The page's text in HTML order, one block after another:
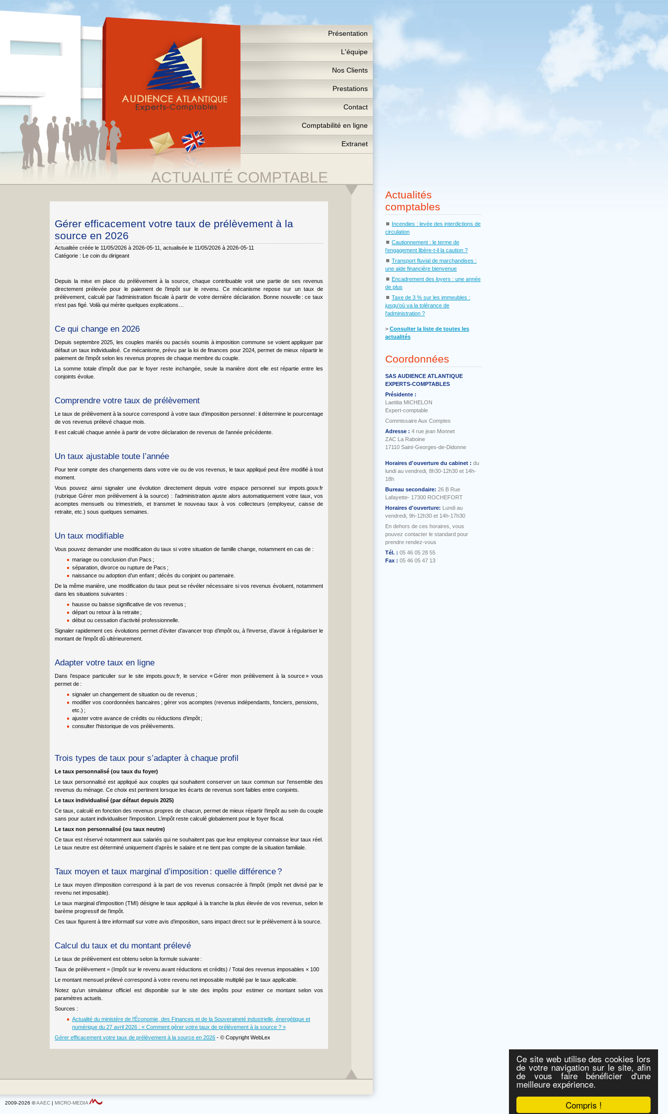
Compris !
Ce site web utilise des cookies lors
de votre navigation sur le site, afin
de vous faire bénéficier d'une
meilleure expérience.
Présentation
L'équipe
Nos Clients
Prestations
Contact
Comptabilité en ligne
Extranet
ACTUALITÉ COMPTABLE
Gérer efficacement votre taux de prélèvement à la
source en 2026
Actualitée créée le 11/05/2026 à 2026-05-11
, actualisée le 11/05/2026 à 2026-05-11
Catégorie : Le coin du dirigeant
Depuis la mise en place du prélèvement à la source, chaque contribuable voit une partie de ses revenus
directement prélevée pour le paiement de l’impôt sur le revenu. Ce mécanisme repose sur un taux de
prélèvement, calculé par l’administration fiscale à partir de votre dernière déclaration. Bonne nouvelle : ce taux
n’est pas figé. Voilà qui mérite quelques explications…
Ce qui change en 2026
Depuis septembre 2025, les couples mariés ou pacsés soumis à imposition commune se voient appliquer par
défaut un taux individualisé. Ce mécanisme, prévu par la loi de finances pour 2024, permet de mieux répartir le
paiement de l’impôt selon les revenus propres de chaque membre du couple.
La somme totale d’impôt due par le foyer reste inchangée, seule la manière dont elle est répartie entre les
conjoints évolue.
Comprendre votre taux de prélèvement
Le taux de prélèvement à la source correspond à votre taux d’imposition personnel : il détermine le pourcentage
de vos revenus prélevé chaque mois.
Il est calculé chaque année à partir de votre déclaration de revenus de l’année précédente.
Un taux ajustable toute l’année
Pour tenir compte des changements dans votre vie ou de vos revenus, le taux appliqué peut être modifié à tout
moment.
Vous pouvez ainsi signaler une évolution directement depuis votre espace personnel sur impots.gouv.fr
(rubrique Gérer mon prélèvement à la source) : l’administration ajuste alors automatiquement votre taux, vos
acomptes mensuels ou trimestriels, et transmet le nouveau taux à vos collecteurs (employeur, caisse de
retraite, etc.) sous quelques semaines.
Un taux modifiable
Vous pouvez demander une modification du taux si votre situation de famille change, notamment en cas de :
mariage ou conclusion d’un Pacs ;
séparation, divorce ou rupture de Pacs ;
naissance ou adoption d’un enfant ; décès du conjoint ou partenaire.
De la même manière, une modification du taux peut se révéler nécessaire si vos revenus évoluent, notamment
dans les situations suivantes :
hausse ou baisse significative de vos revenus ;
départ ou retour à la retraite ;
début ou cessation d’activité professionnelle.
Signaler rapidement ces évolutions permet d’éviter d’avancer trop d’impôt ou, à l’inverse, d’avoir à régulariser le
montant de l’impôt dû ultérieurement.
Adapter votre taux en ligne
Dans l’espace particulier sur le site impots.gouv.fr, le service « Gérer mon prélèvement à la source » vous
permet de :
signaler un changement de situation ou de revenus ;
modifier vos coordonnées bancaires ; gérer vos acomptes (revenus indépendants, fonciers, pensions,
etc.) ;
ajuster votre avance de crédits ou réductions d’impôt ;
consulter l’historique de vos prélèvements.
Trois types de taux pour s’adapter à chaque profil
Le taux personnalisé (ou taux du foyer)
Le taux personnalisé est appliqué aux couples qui souhaitent conserver un taux commun sur l’ensemble des
revenus du ménage. Ce choix est pertinent lorsque les écarts de revenus sont faibles entre conjoints.
Le taux individualisé (par défaut depuis 2025)
Ce taux, calculé en fonction des revenus propres de chacun, permet de mieux répartir l’impôt au sein du couple
sans pour autant individualiser l’imposition. L’impôt reste calculé globalement pour le foyer fiscal.
Le taux non personnalisé (ou taux neutre)
Ce taux est réservé notamment aux salariés qui ne souhaitent pas que leur employeur connaisse leur taux réel.
Le taux neutre est déterminé uniquement d’après le salaire et ne tient pas compte de la situation familiale.
Taux moyen et taux marginal d’imposition : quelle différence ?
Le taux moyen d’imposition correspond à la part de vos revenus consacrée à l’impôt (impôt net divisé par le
revenu net imposable).
Le taux marginal d’imposition (TMI) désigne le taux appliqué à la tranche la plus élevée de vos revenus, selon le
barème progressif de l’impôt.
Ces taux figurent à titre informatif sur votre avis d’imposition, sans impact direct sur le prélèvement à la source.
Calcul du taux et du montant prélevé
Le taux de prélèvement est obtenu selon la formule suivante :
Taux de prélèvement = (Impôt sur le revenu avant réductions et crédits) / Total des revenus imposables × 100
Le montant mensuel prélevé correspond à votre revenu net imposable multiplié par le taux applicable.
Notez qu’un simulateur officiel est disponible sur le site des impôts pour estimer ce montant selon vos
paramètres actuels.
Sources :
Actualité du ministère de l’Économie, des Finances et de la Souveraineté industrielle, énergétique et
numérique du 27 avril 2026 : « Comment gérer votre taux de prélèvement à la source ? »
Gérer efficacement votre taux de prélèvement à la source en 2026 - © Copyright WebLex
Actualités
comptables
⏹ Incendies : levée des interdictions de
circulation
⏹ Cautionnement : le terme de
l’engagement libère-t-il la caution ?
⏹ Transport fluvial de marchandises :
une aide financière bienvenue
⏹ Encadrement des loyers : une année
de plus
⏹ Taxe de 3 % sur les immeubles :
jusqu'où va la tolérance de
l'administration ?
˃ Consulter la liste de toutes les
actualités
Coordonnées
SAS AUDIENCE ATLANTIQUE
EXPERTS-COMPTABLES
Présidente :
Laetitia MICHELON
Expert-comptable
Commissaire Aux Comptes
Adresse : 4 rue jean Monnet
ZAC La Raboine
17110 Saint-Georges-de-Didonne
Horaires d'ouverture du cabinet : du
lundi au vendredi, 8h30-12h30 et 14h-
18h
Bureau secondaire: 26 B Rue
Lafayette- 17300 ROCHEFORT
Horaires d'ouverture: Lundi au
vendredi, 9h-12h30 et 14h-17h30
En dehors de ces horaires, vous
pouvez contacter le standard pour
prendre rendez-vous
Tél. : 05 46 05 28 55
Fax : 05 46 05 47 13
2009-2026 ©AAEC | MICRO-MEDIA